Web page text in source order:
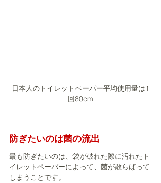
日本人のトイレットペーパー平均使用量は1
回80cm
防ぎたいのは菌の流出
最も防ぎたいのは、袋が破れた際に汚れたト
イレットペーパーによって、菌が散らばって
しまうことです。